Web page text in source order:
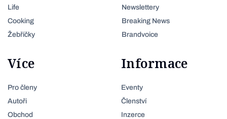
Life
Cooking
Žebříčky
Newslettery
Breaking News
Brandvoice
Více
Pro členy
Autoři
Obchod
Informace
Eventy
Členství
Inzerce